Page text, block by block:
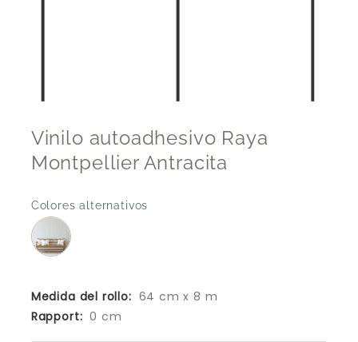
Vinilo autoadhesivo Raya
Montpellier Antracita
Colores alternativos
Medida del rollo: 64 cm x 8 m
Rapport: 0 cm